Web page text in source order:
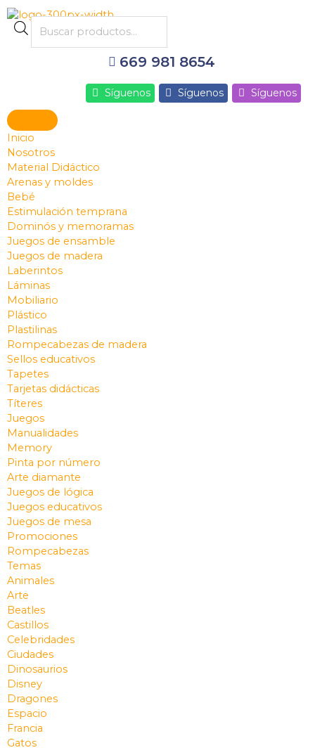
al
contenido
Products
search
669 981 8654
Síguenos Síguenos Síguenos
Inicio
Nosotros
Material Didáctico
Arenas y moldes
Bebé
Estimulación temprana
Dominós y memoramas
Juegos de ensamble
Juegos de madera
Laberintos
Láminas
Mobiliario
Plástico
Plastilinas
Rompecabezas de madera
Sellos educativos
Tapetes
Tarjetas didácticas
Títeres
Juegos
Manualidades
Memory
Pinta por número
Arte diamante
Juegos de lógica
Juegos educativos
Juegos de mesa
Promociones
Rompecabezas
Temas
Animales
Arte
Beatles
Castillos
Celebridades
Ciudades
Dinosaurios
Disney
Dragones
Espacio
Francia
Gatos